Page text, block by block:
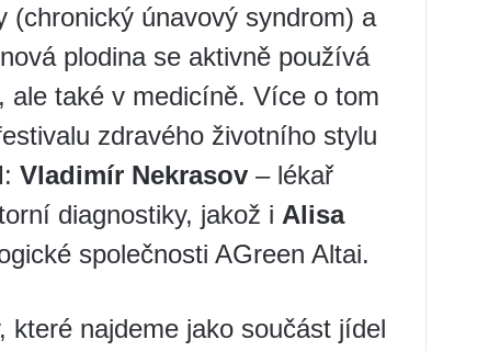
(chronický únavový syndrom) a
plodina se aktivně používá
ale také v medicíně. Více o tom
zdravého životního stylu
Vladimír Nekrasov – lékař
diagnostiky, jakož i Alisa
společnosti AGreen Altai.
které najdeme jako součást jídel